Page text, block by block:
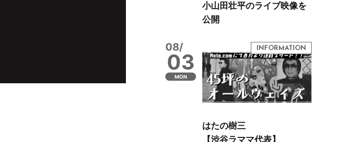
小山田壮平のライブ映像を
公開
08/
03
MON
はたの樹三
【渋谷ラママ代表】